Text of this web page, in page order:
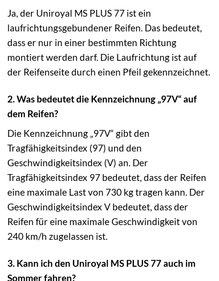
Ja, der Uniroyal MS PLUS 77 ist ein
laufrichtungsgebundener Reifen. Das bedeutet,
dass er nur in einer bestimmten Richtung
montiert werden darf. Die Laufrichtung ist auf
der Reifenseite durch einen Pfeil gekennzeichnet.
2. Was bedeutet die Kennzeichnung „97V“ auf
dem Reifen?
Die Kennzeichnung „97V“ gibt den
Tragfähigkeitsindex (97) und den
Geschwindigkeitsindex (V) an. Der
Tragfähigkeitsindex 97 bedeutet, dass der Reifen
eine maximale Last von 730 kg tragen kann. Der
Geschwindigkeitsindex V bedeutet, dass der
Reifen für eine maximale Geschwindigkeit von
240 km/h zugelassen ist.
3. Kann ich den Uniroyal MS PLUS 77 auch im
Sommer fahren?